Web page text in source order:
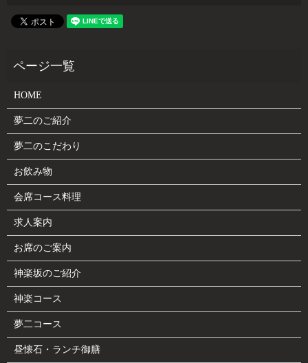
HOME
夢二のご紹介
夢二のこだわり
お飲み物
会席コース料理
求人案内
お席のご案内
神楽坂のご紹介
神楽コース
夢二コース
昼懐石・ランチ御膳